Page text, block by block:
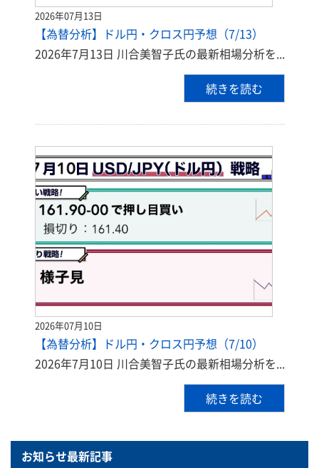
2026年07月13日
【為替分析】ドル円・クロス円予想（7/13）
2026年7月13日 川合美智子氏の最新相場分析を...
続きを読む
2026年07月10日
【為替分析】ドル円・クロス円予想（7/10）
2026年7月10日 川合美智子氏の最新相場分析を...
続きを読む
お知らせ最新記事